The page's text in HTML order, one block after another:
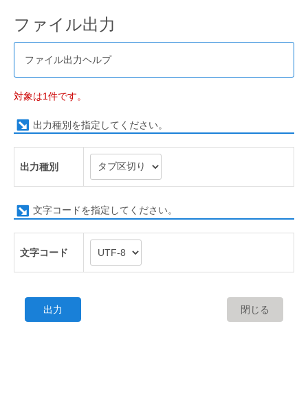
ファイル出力
ファイル出力ヘルプ
対象は1件です。
出力種別を指定してください。
出力種別
文字コードを指定してください。
文字コード